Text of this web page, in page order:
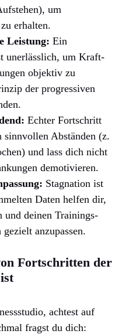
um
erhalten.
Leistung: Ein
unerlässlich, um Kraft-
objektiv zu
der progressiven
Echter Fortschritt
Abständen (z.
und lass dich nicht
demotivieren.
Stagnation ist
Daten helfen dir,
und deinen Trainings-
anzupassen.
Fortschritten der
achtest auf
fragst du dich: